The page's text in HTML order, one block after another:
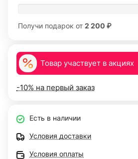
Получи подарок от 2 200 ₽
Товар участвует в акциях
-10% на первый заказ
Есть в наличии
Условия доставки
Условия оплаты